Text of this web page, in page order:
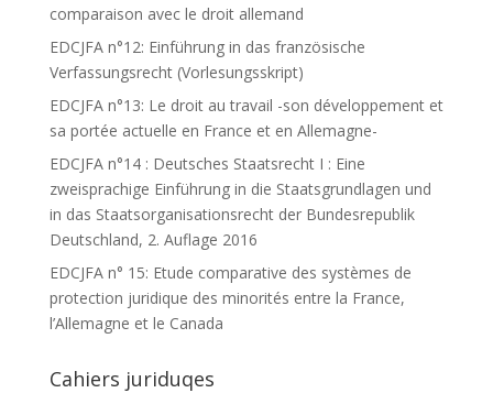
comparaison avec le droit allemand
EDCJFA n°12: Einführung in das französische
Verfassungsrecht (Vorlesungsskript)
EDCJFA n°13: Le droit au travail -son développement et
sa portée actuelle en France et en Allemagne-
EDCJFA n°14 : Deutsches Staatsrecht I : Eine
zweisprachige Einführung in die Staatsgrundlagen und
in das Staatsorganisationsrecht der Bundesrepublik
Deutschland, 2. Auflage 2016
EDCJFA n° 15: Etude comparative des systèmes de
protection juridique des minorités entre la France,
l’Allemagne et le Canada
Cahiers juriduqes